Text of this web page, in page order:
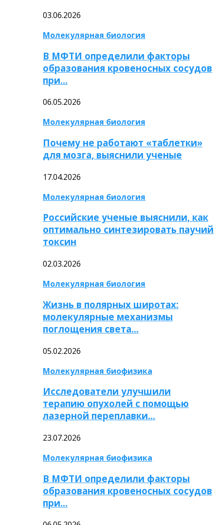
03.06.2026
Молекулярная биология
В МФТИ определили факторы
образования кровеносных сосудов
при…
06.05.2026
Молекулярная биология
Почему не работают «таблетки»
для мозга, выяснили ученые
17.04.2026
Молекулярная биология
Российские ученые выяснили, как
оптимально синтезировать паучий
токсин
02.03.2026
Молекулярная биология
Жизнь в полярных широтах:
молекулярные механизмы
поглощения света…
05.02.2026
Молекулярная биофизика
Исследователи улучшили
терапию опухолей с помощью
лазерной переплавки…
23.07.2026
Молекулярная биофизика
В МФТИ определили факторы
образования кровеносных сосудов
при…